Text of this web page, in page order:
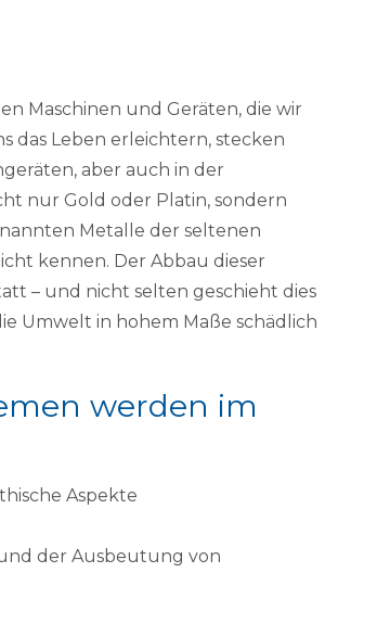
Maschinen und Geräten, die wir
das Leben erleichtern, stecken
aber auch in der
nur Gold oder Platin, sondern
Metalle der seltenen
kennen. Der Abbau dieser
– und nicht selten geschieht dies
Umwelt in hohem Maße schädlich
werden im
Aspekte
der Ausbeutung von